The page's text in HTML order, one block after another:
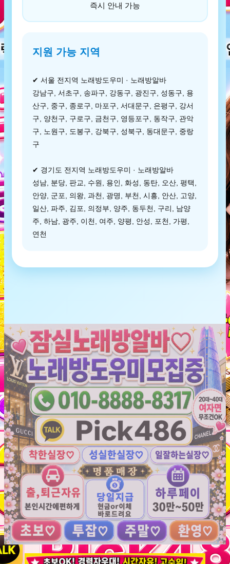
즉시 안내 가능
지원 가능 지역
✔ 서울 전지역 노래방도우미 · 노래방알바
강남구, 서초구, 송파구, 강동구, 광진구, 성동구, 용
산구, 중구, 종로구, 마포구, 서대문구, 은평구, 강서
구, 양천구, 구로구, 금천구, 영등포구, 동작구, 관악
구, 노원구, 도봉구, 강북구, 성북구, 동대문구, 중랑
구
✔ 경기도 전지역 노래방도우미 · 노래방알바
성남, 분당, 판교, 수원, 용인, 화성, 동탄, 오산, 평택,
안양, 군포, 의왕, 과천, 광명, 부천, 시흥, 안산, 고양,
일산, 파주, 김포, 의정부, 양주, 동두천, 구리, 남양
주, 하남, 광주, 이천, 여주, 양평, 안성, 포천, 가평,
연천